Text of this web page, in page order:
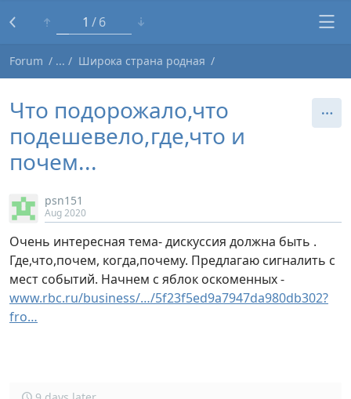
1 6
Forum Широка страна родная
Что подорожало,что
подешевело,где,что и
почем...
psn151
Aug 2020
Очень интересная тема- дискуссия должна быть .
Где,что,почем, когда,почему. Предлагаю сигналить с
мест событий. Начнем с яблок оскоменных -
www.rbc.ru/business/…/5f23f5ed9a7947da980db302?
fro…